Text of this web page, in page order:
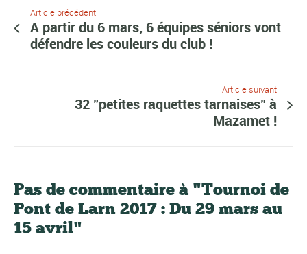
Article précédent
A partir du 6 mars, 6 équipes séniors vont
défendre les couleurs du club !
Article suivant
32 "petites raquettes tarnaises" à
Mazamet !
Pas de commentaire à "Tournoi de
Pont de Larn 2017 : Du 29 mars au
15 avril"